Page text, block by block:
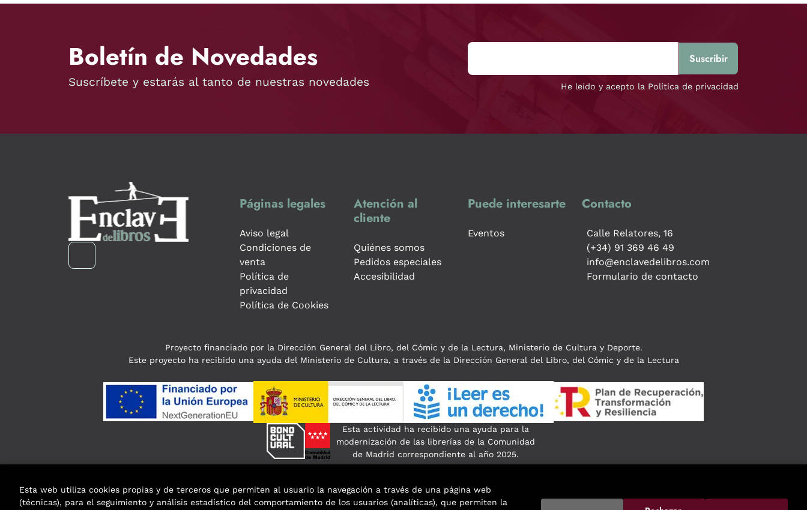
Boletín de Novedades
Suscríbete y estarás al tanto de nuestras novedades He leído y acepto la Política de privacidad
Páginas legales
Aviso legal
Condiciones de
venta
Política de
privacidad
Política de Cookies
Atención al
cliente
Quiénes somos
Pedidos especiales
Accesibilidad
Puede interesarte
Eventos
Contacto
Calle Relatores, 16
(+34) 91 369 46 49
info@enclavedelibros.com
Formulario de contacto
Proyecto financiado por la Dirección General del Libro, del Cómic y de la Lectura, Ministerio de Cultura y Deporte.
Este proyecto ha recibido una ayuda del Ministerio de Cultura, a través de la Dirección General del Libro, del Cómic y de la Lectura
Esta actividad ha recibido una ayuda para la
modernización de las librerías de la Comunidad
de Madrid correspondiente al año 2025.
Esta web utiliza cookies propias y de terceros que permiten al usuario la navegación a través de una página web
(técnicas), para el seguimiento y análisis estadístico del comportamiento de los usuarios (analíticas), que permiten la